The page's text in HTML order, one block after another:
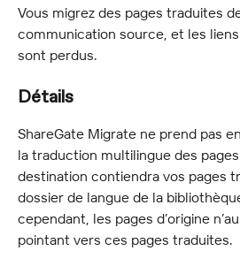
Vous migrez des pages traduites
communication source, et les
sont perdus.
Détails
ShareGate Migrate ne prend pas
la traduction multilingue des
destination contiendra vos pages
dossier de langue de la
cependant, les pages d’origine
pointant vers ces pages traduites.